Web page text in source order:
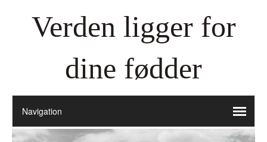
Verden ligger for
dine fødder